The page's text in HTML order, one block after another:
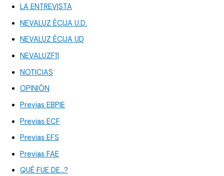
LA ENTREVISTA
NEVALUZ ÉCIJA U.D.
NEVALUZ ÉCIJA UD
NEVALUZF11
NOTICIAS
OPINIÓN
Previas EBPIE
Previas ECF
Previas EFS
Previas FAE
QUÉ FUE DE…?